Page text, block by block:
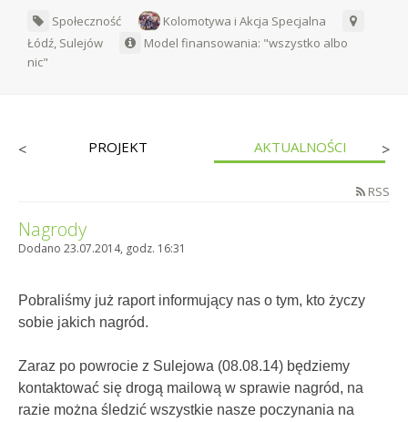
Społeczność
Kolomotywa i Akcja Specjalna
Łódź, Sulejów
Model finansowania: "wszystko albo
nic"
< PROJEKT AKTUALNOŚCI >
RSS
Nagrody
Dodano 23.07.2014, godz. 16:31
Pobraliśmy już raport informujący nas o tym, kto życzy
sobie jakich nagród.
Zaraz po powrocie z Sulejowa (08.08.14) będziemy
kontaktować się drogą mailową w sprawie nagród, na
razie można śledzić wszystkie nasze poczynania na